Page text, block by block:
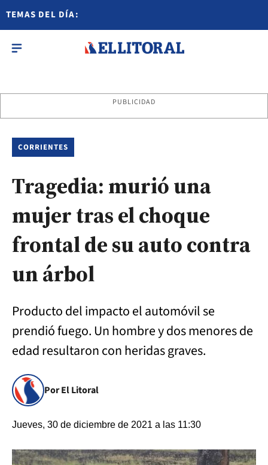
TEMAS DEL DÍA:
PUBLICIDAD
CORRIENTES
Tragedia: murió una
mujer tras el choque
frontal de su auto contra
un árbol
Producto del impacto el automóvil se
prendió fuego. Un hombre y dos menores de
edad resultaron con heridas graves.
Por El Litoral
Jueves, 30 de diciembre de 2021 a las 11:30